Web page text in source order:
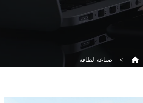
صناعة الطاقة